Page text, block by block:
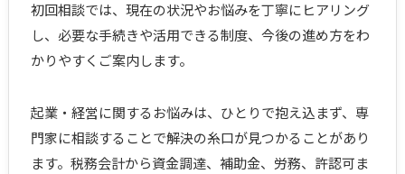
初回相談では、現在の状況やお悩みを丁寧にヒアリング
し、必要な手続きや活用できる制度、今後の進め方をわ
かりやすくご案内します。
起業・経営に関するお悩みは、ひとりで抱え込まず、専
門家に相談することで解決の糸口が見つかることがあり
ます。税務会計から資金調達、補助金、労務、許認可ま